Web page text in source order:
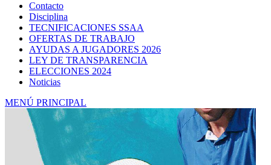
Contacto
Disciplina
TECNIFICACIONES SSAA
OFERTAS DE TRABAJO
AYUDAS A JUGADORES 2026
LEY DE TRANSPARENCIA
ELECCIONES 2024
Noticias
MENÚ PRINCIPAL